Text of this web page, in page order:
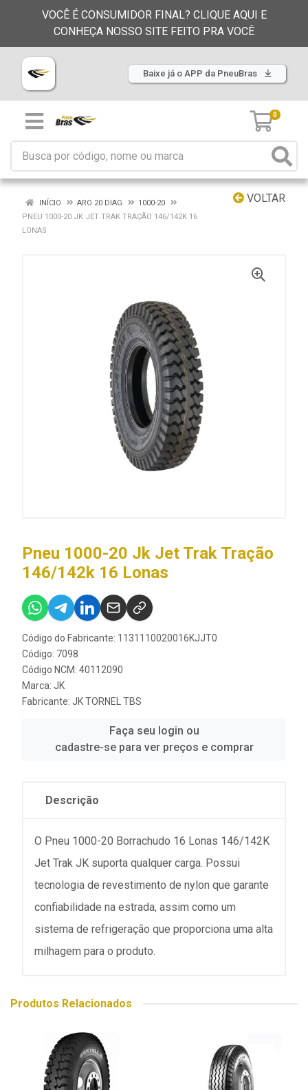
VOCÊ É CONSUMIDOR FINAL? CLIQUE AQUI E
CONHEÇA NOSSO SITE FEITO PRA VOCÊ
Baixe já o APP da PneuBras
0
VOLTAR
INÍCIO ARO 20 DIAG
1000-20
PNEU 1000-20 JK JET TRAK TRAÇÃO 146/142K 16
LONAS
Pneu 1000-20 Jk Jet Trak Tração
146/142k 16 Lonas
Código do Fabricante: 1131110020016KJJT0
Código: 7098
Código NCM: 40112090
Marca: JK
Fabricante: JK TORNEL TBS
Faça seu login ou
cadastre-se para ver preços e comprar
Descrição
O Pneu 1000-20 Borrachudo 16 Lonas 146/142K
Jet Trak JK suporta qualquer carga. Possui
tecnologia de revestimento de nylon que garante
confiabilidade na estrada, assim como um
sistema de refrigeração que proporciona uma alta
milhagem para o produto.
Produtos Relacionados